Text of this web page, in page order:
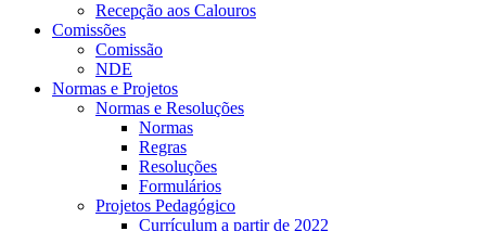
Recepção aos Calouros
Comissões
Comissão
NDE
Normas e Projetos
Normas e Resoluções
Normas
Regras
Resoluções
Formulários
Projetos Pedagógico
Currículum a partir de 2022